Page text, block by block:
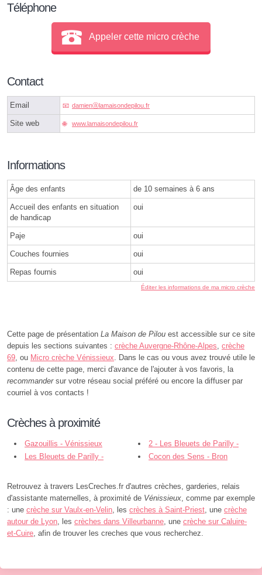
Téléphone
Appeler cette micro crèche
Contact
Email damienⓐlamaisondepilou.fr
Site web www.lamaisondepilou.fr
Informations
Âge des enfants de 10 semaines à 6 ans
Accueil des enfants en situation
de handicap
oui
Paje oui
Couches fournies oui
Repas fournis oui
Éditer les informations de ma micro crèche
Cette page de présentation La Maison de Pilou est accessible sur ce site
depuis les sections suivantes : crèche Auvergne-Rhône-Alpes crèche
69 , ou Micro crèche Vénissieux . Dans le cas ou vous avez trouvé utile le
contenu de cette page, merci d'avance de l'ajouter à vos favoris, la
recommandersur votre réseau social préféré ou encore la diffuser par
courriel à vos contacts !
Crèches à proximité
Gazouillis - Vénissieux
2 - Les Bleuets de Parilly -
Vénissieux
Les Bleuets de Parilly -
Cocon des Sens - Bron
Retrouvez à travers LesCreches.fr d'autres crèches, garderies, relais
d'assistante maternelles, à proximité de Vénissieux , comme par exemple
: une crèche sur Vaulx-en-Velin , les crèches à Saint-Priest , une crèche
autour de Lyon , les crèches dans Villeurbanne , une crèche sur Caluire-
et-Cuire , afin de trouver les creches que vous recherchez.